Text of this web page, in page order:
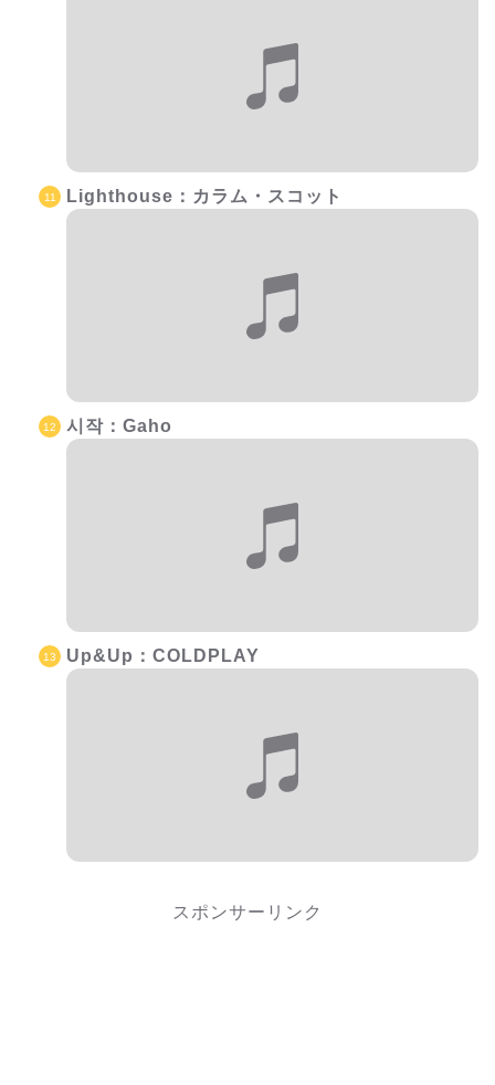
Lighthouse：カラム・スコット
시작：Gaho
Up&Up：COLDPLAY
スポンサーリンク